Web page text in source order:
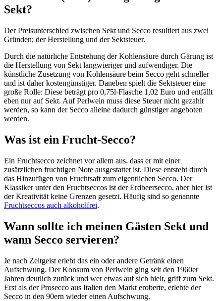
Sekt?
Der Preisunterschied zwischen Sekt und Secco resultiert aus zwei
Gründen; der Herstellung und der Sektsteuer.
Durch die natürliche Entstehung der Kohlensäure durch Gärung ist
die Herstellung von Sekt langwieriger und aufwendiger. Die
künstliche Zusetzung von Kohlensäure beim Secco geht schneller
und ist daher kostengünstiger. Daneben spielt die Sektsteuer eine
große Rolle: Diese beträgt pro 0,75l-Flasche 1,02 Euro und entfällt
eben nur auf Sekt. Auf Perlwein muss diese Steuer nicht gezahlt
werden, so kann der Secco alleine dadurch günstiger angeboten
werden.
Was ist ein Frucht-Secco?
Ein Fruchtsecco zeichnet vor allem aus, dass er mit einer
zusätzlichen fruchtigen Note ausgestattet ist. Diese entsteht durch
das Hinzufügen von Fruchtsaft zum eigentlichen Secco. Der
Klassiker unter den Fruchtseccos ist der Erdbeersecco, aber hier ist
der Kreativität keine Grenzen gesetzt. Häufig sind so genannte
Fruchtseccos auch alkoholfrei.
Wann sollte ich meinen Gästen Sekt und
wann Secco servieren?
Je nach Zeitgeist erlebt das ein oder andere Getränk einen
Aufschwung. Der Konsum von Perlwein ging seit den 1960er
Jahren deutlich zurück und wer etwas auf sich hielt, griff zum Sekt.
Erst als der Prosecco aus Italien den Markt eroberte, erlebte der
Secco in den 90ern wieder einen Aufschwung.